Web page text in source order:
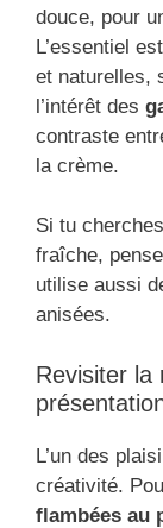
douce, pour
L’essentiel
et naturelles,
l’intérêt des
contraste
la crème.
Si tu
fraîche,
utilise aussi
anisées.
Revisiter la
L’un des
créativité.
flambées au